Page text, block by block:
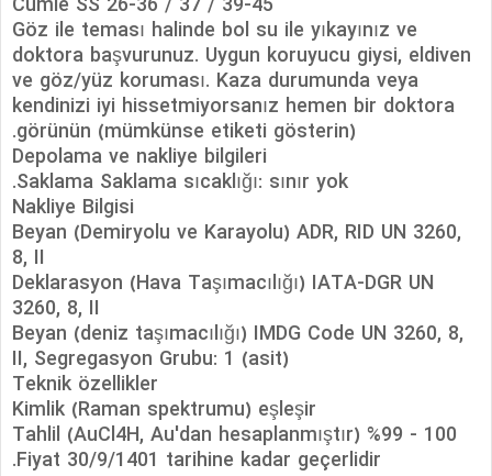
Cümle SS 26-36 / 37 / 39-45
Göz ile teması halinde bol su ile yıkayınız ve
doktora başvurunuz. Uygun koruyucu giysi, eldiven
ve göz/yüz koruması. Kaza durumunda veya
kendinizi iyi hissetmiyorsanız hemen bir doktora
görünün (mümkünse etiketi gösterin).
Depolama ve nakliye bilgileri
Saklama Saklama sıcaklığı: sınır yok.
Nakliye Bilgisi
Beyan (Demiryolu ve Karayolu) ADR, RID UN 3260,
8, II
Deklarasyon (Hava Taşımacılığı) IATA-DGR UN
3260, 8, II
Beyan (deniz taşımacılığı) IMDG Code UN 3260, 8,
II, Segregasyon Grubu: 1 (asit)
Teknik özellikler
Kimlik (Raman spektrumu) eşleşir
Tahlil (AuCl4H, Au'dan hesaplanmıştır) %99 - 100
Fiyat 30/9/1401 tarihine kadar geçerlidir.